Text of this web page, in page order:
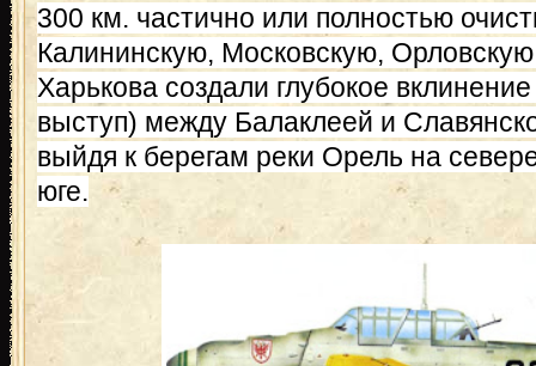
300 км. частично или полностью
Калининскую, Московскую,
Харькова создали глубокое
выступ) между Балаклеей и
выйдя к берегам реки Орель на
юге.